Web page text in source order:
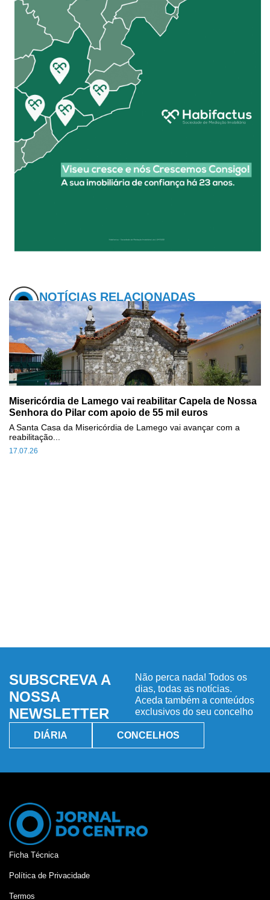
NOTÍCIAS RELACIONADAS
Misericórdia de Lamego vai reabilitar Capela de Nossa
Senhora do Pilar com apoio de 55 mil euros
17.07.26
A Santa Casa da Misericórdia de Lamego vai avançar com a
reabilitação...
SUBSCREVA A
NOSSA
NEWSLETTER
Não perca nada! Todos os
dias, todas as notícias.
Aceda também a conteúdos
exclusivos do seu concelho
DIÁRIA CONCELHOS
Ficha Técnica
Política de Privacidade
Termos